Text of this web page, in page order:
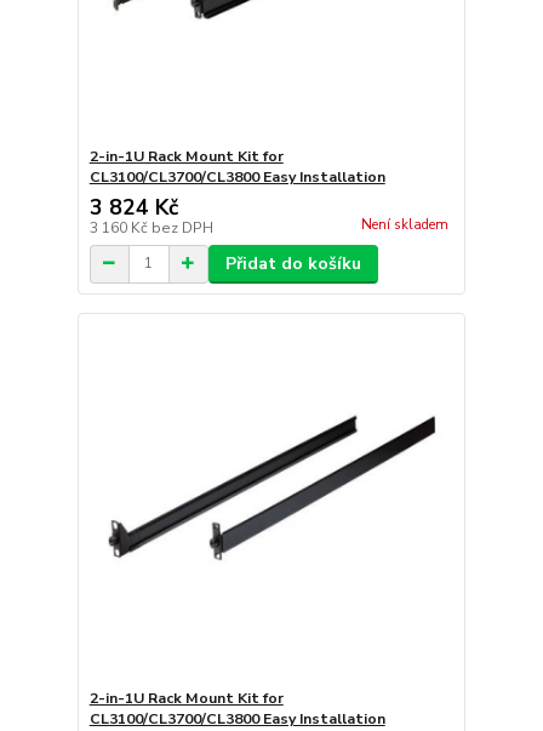
2-in-1U Rack Mount Kit for
CL3100/CL3700/CL3800 Easy Installation
3 824 Kč
3 160 Kč bez DPH Není skladem
Přidat do košíku
2-in-1U Rack Mount Kit for
CL3100/CL3700/CL3800 Easy Installation